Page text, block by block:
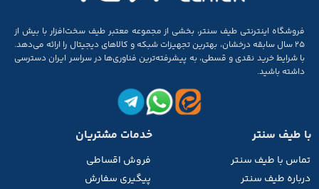
فروشگاه اینترنتی طیف سنتر، بخشی از مجموعه‌ معتبر طیف سخت‌افزار با بیش از
۲۵ سال سابقه‌ درخشان، بهترین تجهیزات شبکه و کالاهای دیجیتال را ارائه می‌دهد.
با شرایط خرید نقدی و قسطی، به پیشرفته‌ترین فناوری‌ها در سراسر ایران دسترسی
داشته باشید.
با طیف سنتر
تماس با طیف سنتر
درباره طیف سنتر
خدمات مشتریان
فروش اقساطی
پیگیری سفارش